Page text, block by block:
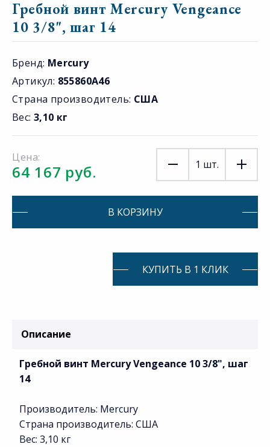
Гребной винт Mercury Vengeance
10 3/8", шаг 14
Бренд: Mercury
Артикул: 855860A46
Страна производитель: США
Вес: 3,10 кг
Цена:
64 167 руб. 1 шт.
В КОРЗИНУ
КУПИТЬ В 1 КЛИК
Описание
Гребной винт Mercury Vengeance 10 3/8", шаг
14
Производитель: Mercury
Страна производитель: США
Вес: 3,10 кг